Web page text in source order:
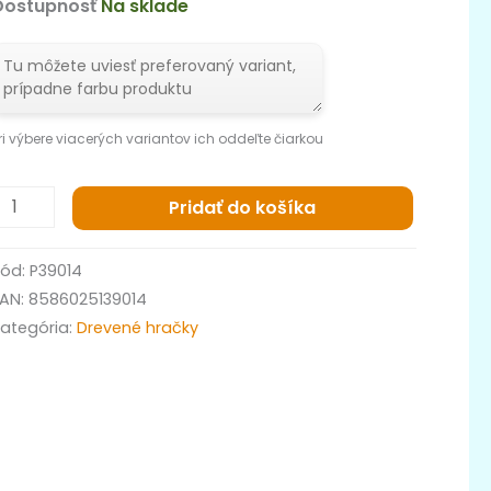
Na sklade
výbere viacerých variantov ich oddeľte čiarkou
Pridať do košíka
P39014
8586025139014
Drevené hračky